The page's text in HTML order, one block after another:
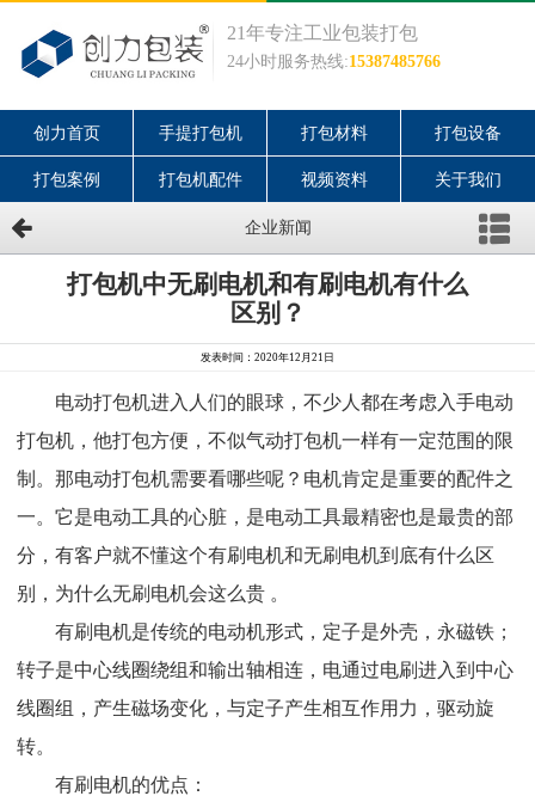
21年专注工业包装打包
24小时服务热线:15387485766
创力首页 手提打包机 打包材料 打包设备
打包案例 打包机配件 视频资料 关于我们
企业新闻
打包机中无刷电机和有刷电机有什么
区别？
发表时间：2020年12月21日
电动打包机进入人们的眼球，不少人都在考虑入手电动
打包机，他打包方便，不似气动打包机一样有一定范围的限
制。那电动打包机需要看哪些呢？电机肯定是重要的配件之
一。它是电动工具的心脏，是电动工具最精密也是最贵的部
分，有客户就不懂这个有刷电机和无刷电机到底有什么区
别，为什么无刷电机会这么贵 。
有刷电机是传统的电动机形式，定子是外壳，永磁铁；
转子是中心线圈绕组和输出轴相连，电通过电刷进入到中心
线圈组，产生磁场变化，与定子产生相互作用力，驱动旋
转。
有刷电机的优点：